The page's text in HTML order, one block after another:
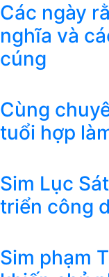
Các ngày
nghĩa và
cúng
Cùng
tuổi hợp
Sim Lục
triển công
Sim phạm